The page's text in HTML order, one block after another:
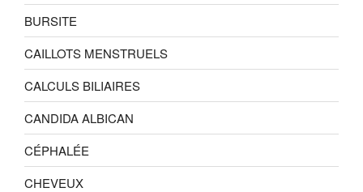
BURSITE
CAILLOTS MENSTRUELS
CALCULS BILIAIRES
CANDIDA ALBICAN
CÉPHALÉE
CHEVEUX